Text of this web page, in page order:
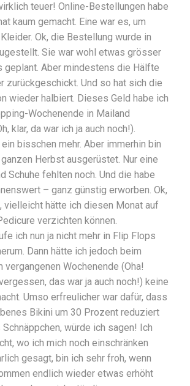
teuer! Online-Bestellungen habe
kaum gemacht. Eine war es, um
Ok, die Bestellung wurde in
Sie war wohl etwas grösser
geplant. Aber mindestens die Hälfte
zurückgeschickt. Und so hat sich die
wieder halbiert. Dieses Geld habe ich
Wochenende in Mailand
klar, da war ich ja auch noch!).
bisschen mehr. Aber immerhin bin
Herbst ausgerüstet. Nur eine
Schuhe fehlten noch. Und die habe
– ganz günstig erworben. Ok,
vielleicht hätte ich diesen Monat auf
verzichten können.
ich nun ja nicht mehr in Flip Flops
Dann hätte ich jedoch beim
vergangenen Wochenende (Oha!
das war ja auch noch!) keine
Umso erfreulicher war dafür, dass
Bikini um 30 Prozent reduziert
Schnäppchen, würde ich sagen! Ich
wo ich mich noch einschränken
gesagt, bin ich sehr froh, wenn
endlich wieder etwas erhöht